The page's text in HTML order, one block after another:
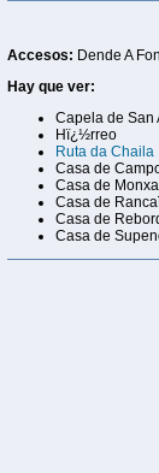
Accesos: Dende A
Hay que ver:
Capela de San
Hï¿½rreo
Ruta da Chaila
Casa de
Casa de
Casa de
Casa de
Casa de